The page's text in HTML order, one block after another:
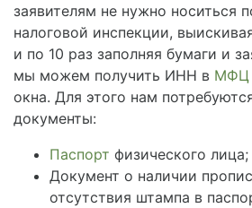
заявителям не нужно носиться
налоговой инспекции,
и по 10 раз заполняя бумаги и
мы можем получить ИНН в МФЦ
окна. Для этого нам
документы:
Паспорт физического лица;
Документ о наличии
отсутствия штампа в